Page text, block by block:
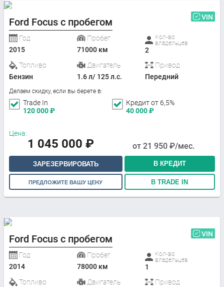
Ford Focus с пробегом VIN
Год
2015
Пробег
71000 км
Кол-во
владельцев
2
Топливо
Бензин
Двигатель
1.6 л/ 125 л.с.
Привод
Передний
Делаем скидку, если вы берете в:
Trade In
120 000₽
Кредит от 6,5%
40 000₽
Цена:
1 045 000 ₽ от 21 950 ₽/мес.
ЗАРЕЗЕРВИРОВАТЬ В КРЕДИТ
ПРЕДЛОЖИТЕ ВАШУ ЦЕНУ В TRADE IN
Ford Focus с пробегом VIN
Год
2014
Пробег
78000 км
Кол-во
владельцев
1
Топливо
Двигатель
Привод